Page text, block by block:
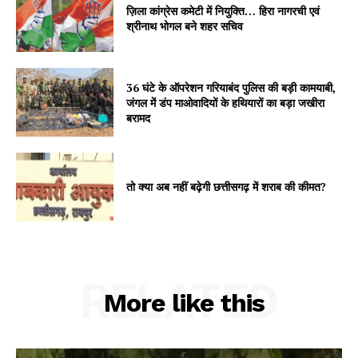
ज़िला कांग्रेस कमेटी में नियुक्ति… हिरा नागरची एवं
श्रीनाथ भोगल बने शहर सचिव
36 घंटे के ऑपरेशन गरियाबंद पुलिस की बड़ी कामयाबी,
जंगल में डंप माओवादियों के हथियारों का बड़ा जखीरा
बरामद
तो क्या अब नहीं बढ़ेगी छत्तीसगढ़ में शराब की कीमत?
More like this
RELATED